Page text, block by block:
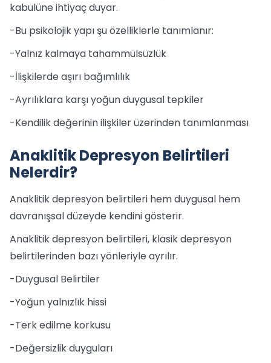
kabulüne ihtiyaç duyar.
-Bu psikolojik yapı şu özelliklerle tanımlanır:
-Yalnız kalmaya tahammülsüzlük
-İlişkilerde aşırı bağımlılık
-Ayrılıklara karşı yoğun duygusal tepkiler
-Kendilik değerinin ilişkiler üzerinden tanımlanması
Anaklitik Depresyon Belirtileri
Nelerdir?
Anaklitik depresyon belirtileri hem duygusal hem
davranışsal düzeyde kendini gösterir.
Anaklitik depresyon belirtileri, klasik depresyon
belirtilerinden bazı yönleriyle ayrılır.
-Duygusal Belirtiler
-Yoğun yalnızlık hissi
-Terk edilme korkusu
-Değersizlik duyguları